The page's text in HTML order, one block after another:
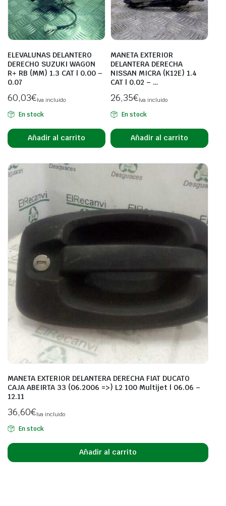
ELEVALUNAS DELANTERO
DERECHO SUZUKI WAGON
R+ RB (MM) 1.3 CAT | 0.00 –
0.07
60,03€Iva incluido
En stock
Añadir al carrito
MANETA EXTERIOR
DELANTERA DERECHA
NISSAN MICRA (K12E) 1.4
CAT | 0.02 – …
26,35€Iva incluido
En stock
Añadir al carrito
MANETA EXTERIOR DELANTERA DERECHA FIAT DUCATO
CAJA ABEIRTA 33 (06.2006 =>) L2 100 Multijet | 06.06 –
12.11
36,60€Iva incluido
En stock
Añadir al carrito